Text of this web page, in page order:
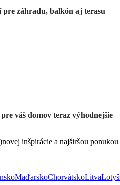
pre záhradu, balkón aj terasu
váš domov teraz výhodnejšie
inšpirácie a najširšou ponukou
MaďarskoChorvátskoLitva